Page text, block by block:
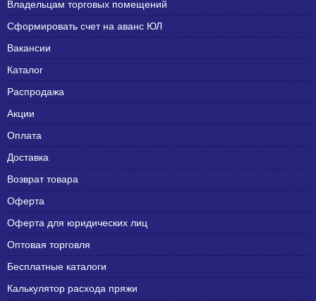
Владельцам торговых помещений
Сформировать счет на аванс ЮЛ
Вакансии
Каталог
Распродажа
Акции
Оплата
Доставка
Возврат товара
Оферта
Оферта для юридических лиц
Оптовая торговля
Бесплатные каталоги
Калькулятор расхода пряжи